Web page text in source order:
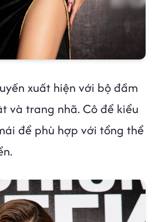
xuất hiện với bộ đầm
và trang nhã. Cô để kiểu
để phù hợp với tổng thể